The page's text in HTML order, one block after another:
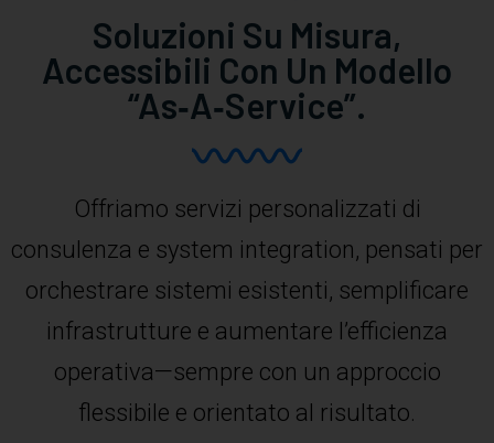
Soluzioni Su Misura,
Accessibili Con Un Modello
“as‑a‑service”.
Offriamo servizi personalizzati di
consulenza e system integration, pensati per
orchestrare sistemi esistenti, semplificare
infrastrutture e aumentare l’efficienza
operativa—sempre con un approccio
flessibile e orientato al risultato.